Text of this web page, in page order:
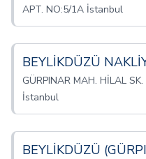
APT. NO:5/1A İstanbul
BEYLİKDÜZÜ
GÜRPINAR MAH. HİLAL
İstanbul
BEYLİKDÜZÜ